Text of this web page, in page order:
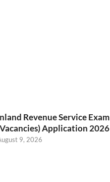
Revenue Service Exam
Application 2026
9, 2026